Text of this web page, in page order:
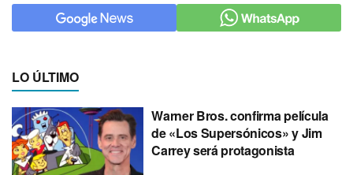
LO ÚLTIMO
Warner Bros. confirma película
de «Los Supersónicos» y Jim
Carrey será protagonista